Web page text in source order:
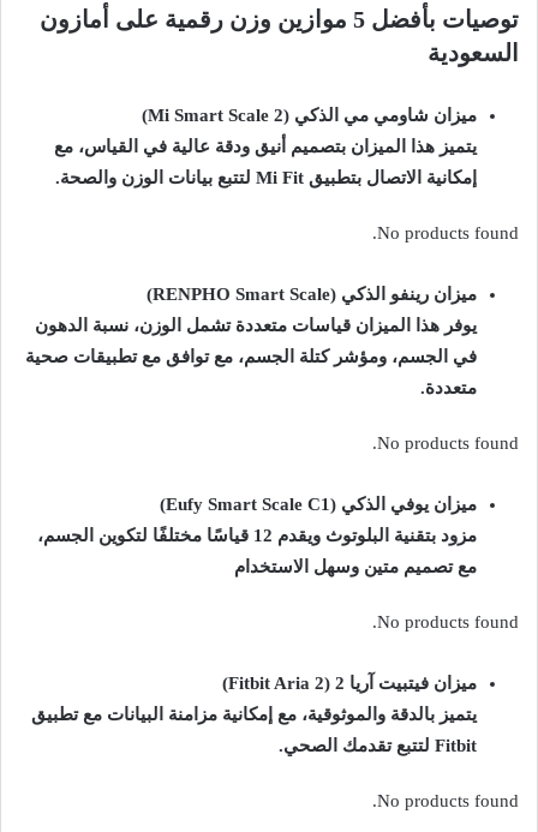
توصيات بأفضل 5 موازين وزن رقمية على أمازون
السعودية
ميزان شاومي مي الذكي (Mi Smart Scale 2)
يتميز هذا الميزان بتصميم أنيق ودقة عالية في القياس، مع
إمكانية الاتصال بتطبيق Mi Fit لتتبع بيانات الوزن والصحة.
No products found.
ميزان رينفو الذكي (RENPHO Smart Scale)
يوفر هذا الميزان قياسات متعددة تشمل الوزن، نسبة الدهون
في الجسم، ومؤشر كتلة الجسم، مع توافق مع تطبيقات صحية
متعددة.
No products found.
ميزان يوفي الذكي (Eufy Smart Scale C1)
مزود بتقنية البلوتوث ويقدم 12 قياسًا مختلفًا لتكوين الجسم،
مع تصميم متين وسهل الاستخدام
No products found.
ميزان فيتبيت آريا 2 (Fitbit Aria 2)
يتميز بالدقة والموثوقية، مع إمكانية مزامنة البيانات مع تطبيق
Fitbit لتتبع تقدمك الصحي.
No products found.